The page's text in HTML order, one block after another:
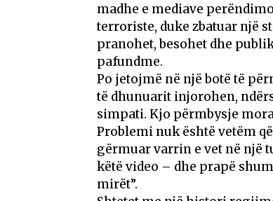
madhe e mediave
terroriste, duke zbatuar një
pranohet, besohet dhe
pafundme.
Po jetojmë në një botë të
të dhunuarit injorohen,
simpati. Kjo përmbysje
Problemi nuk është vetëm
gërmuar varrin e vet në një
këtë video – dhe prapë
mirët”.